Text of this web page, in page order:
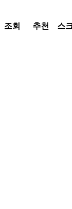
조회 추천 스